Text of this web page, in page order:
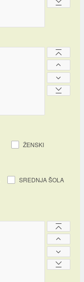
ŽENSKI
SREDNJA ŠOLA